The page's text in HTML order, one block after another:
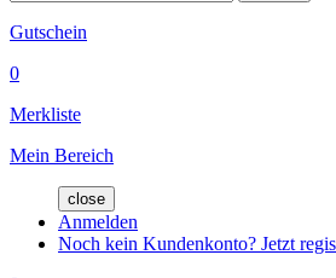
Gutschein
0
Merkliste
Mein Bereich
close
Anmelden
Noch kein Kundenkonto? Jetzt